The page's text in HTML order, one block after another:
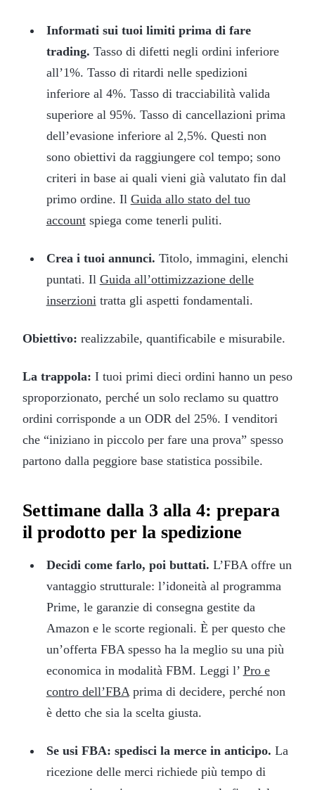
Informati sui tuoi limiti prima di fare
trading. Tasso di difetti negli ordini inferiore
all’1%. Tasso di ritardi nelle spedizioni
inferiore al 4%. Tasso di tracciabilità valida
superiore al 95%. Tasso di cancellazioni prima
dell’evasione inferiore al 2,5%. Questi non
sono obiettivi da raggiungere col tempo; sono
criteri in base ai quali vieni già valutato fin dal
primo ordine. Il Guida allo stato del tuo
accountspiega come tenerli puliti.
Crea i tuoi annunci. Titolo, immagini, elenchi
puntati. Il Guida all’ottimizzazione delle
inserzioni tratta gli aspetti fondamentali.
Obiettivo: realizzabile, quantificabile e misurabile.
La trappola: I tuoi primi dieci ordini hanno un peso
sproporzionato, perché un solo reclamo su quattro
ordini corrisponde a un ODR del 25%. I venditori
che “iniziano in piccolo per fare una prova” spesso
partono dalla peggiore base statistica possibile.
Settimane dalla 3 alla 4: prepara
il prodotto per la spedizione
Decidi come farlo, poi buttati. L’FBA offre un
vantaggio strutturale: l’idoneità al programma
Prime, le garanzie di consegna gestite da
Amazon e le scorte regionali. È per questo che
un’offerta FBA spesso ha la meglio su una più
economica in modalità FBM. Leggi l’ Pro e
contro dell’FBA prima di decidere, perché non
è detto che sia la scelta giusta.
Se usi FBA: spedisci la merce in anticipo. La
ricezione delle merci richiede più tempo di